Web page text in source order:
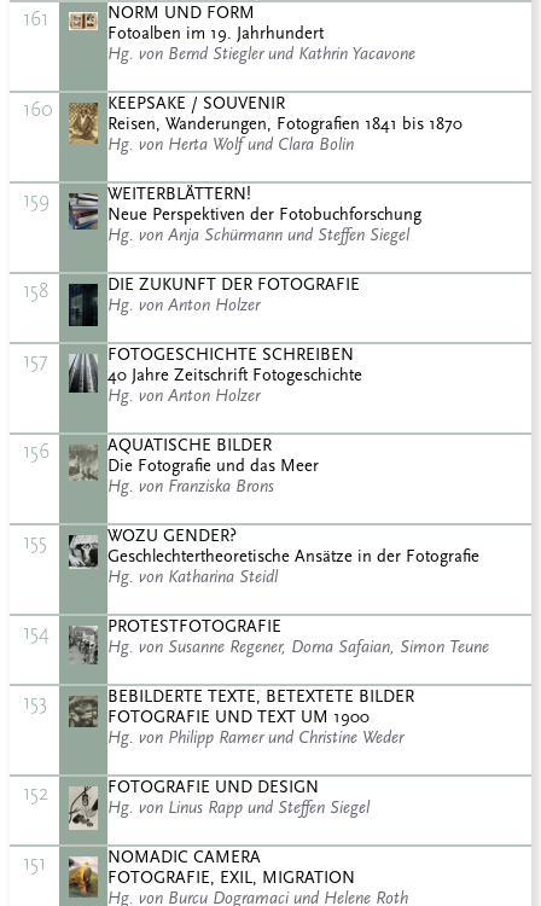
161
NORM UND FORM
Fotoalben im 19. Jahrhundert
Hg. von Bernd Stiegler und Kathrin Yacavone
160
KEEPSAKE / SOUVENIR
Reisen, Wanderungen, Fotografien 1841 bis 1870
Hg. von Herta Wolf und Clara Bolin
159
WEITERBLÄTTERN!
Neue Perspektiven der Fotobuchforschung
Hg. von Anja Schürmann und Steffen Siegel
158
DIE ZUKUNFT DER FOTOGRAFIE
Hg. von Anton Holzer
157
FOTOGESCHICHTE SCHREIBEN
40 Jahre Zeitschrift Fotogeschichte
Hg. von Anton Holzer
156
AQUATISCHE BILDER
Die Fotografie und das Meer
Hg. von Franziska Brons
155
WOZU GENDER?
Geschlechtertheoretische Ansätze in der Fotografie
Hg. von Katharina Steidl
154
PROTESTFOTOGRAFIE
Hg. von Susanne Regener, Dorna Safaian, Simon Teune
153
BEBILDERTE TEXTE, BETEXTETE BILDER
FOTOGRAFIE UND TEXT UM 1900
Hg. von Philipp Ramer und Christine Weder
152
FOTOGRAFIE UND DESIGN
Hg. von Linus Rapp und Steffen Siegel
151
NOMADIC CAMERA
FOTOGRAFIE, EXIL, MIGRATION
Hg. von Burcu Dogramaci und Helene Roth